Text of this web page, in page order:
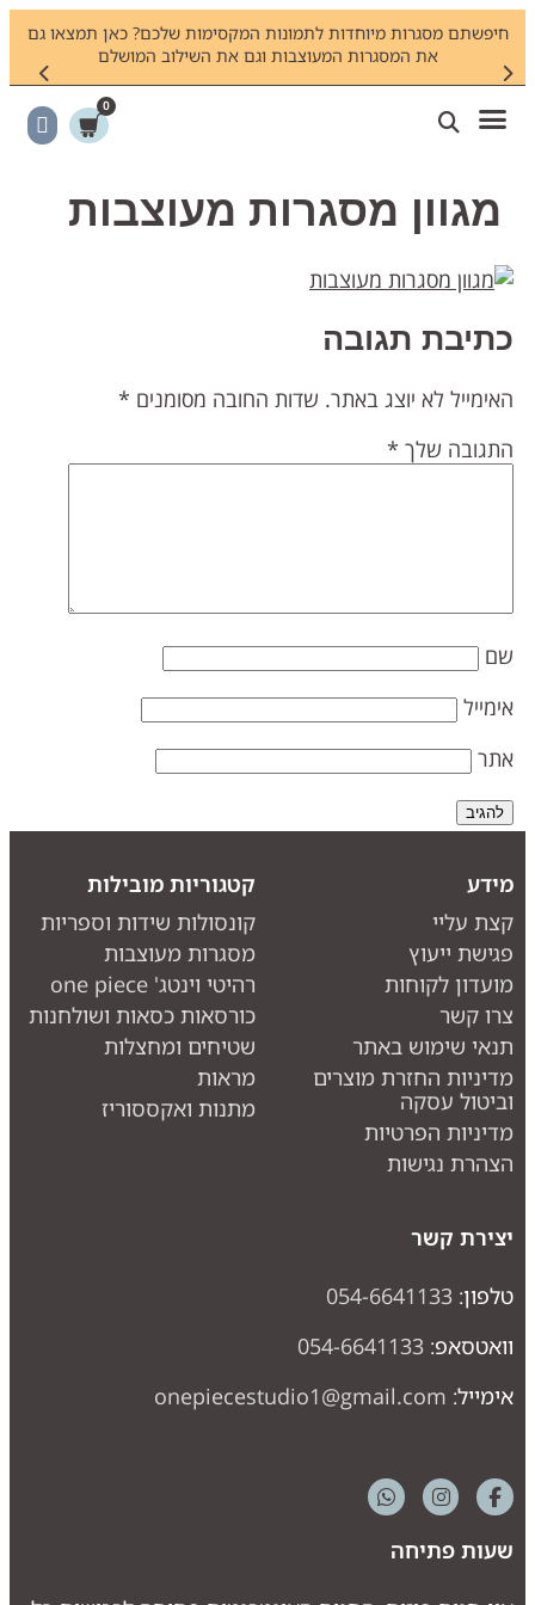
חיפשתם מסגרות מיוחדות לתמונות המקסימות שלכם? כאן תמצאו גם
את המסגרות המעוצבות וגם את השילוב המושלם
מגוון מסגרות מעוצבות
תגובה
לא יוצג באתר. שדות החובה מסומנים*
שלך*
עליי
ייעוץ
לקוחות
קשר
שימוש באתר
החזרת מוצרים
עסקה
הפרטיות
נגישות
קטגוריות מובילות
קונסולות שידות וספריות
מסגרות מעוצבות
רהיטי וינטג' one piece
כורסאות כסאות ושולחנות
שטיחים ומחצלות
מראות
מתנות ואקססוריז
קשר
054-6641133
054-6641133
onepiecestudio1@gmail.com
פתיחה